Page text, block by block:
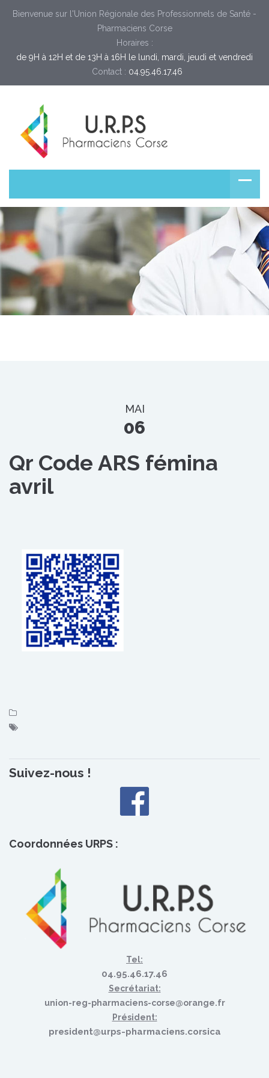
Bienvenue sur l'Union Régionale des Professionnels de Santé -
Pharmaciens Corse
Horaires :
de 9H à 12H et de 13H à 16H le lundi, mardi, jeudi et vendredi
Contact : 04.95.46.17.46
MAI
06
Qr Code ARS fémina
avril
Suivez-nous !
Coordonnées URPS :
Tel:
04.95.46.17.46
Secrétariat:
union-reg-pharmaciens-corse@orange.fr
Président:
president@urps-pharmaciens.corsica